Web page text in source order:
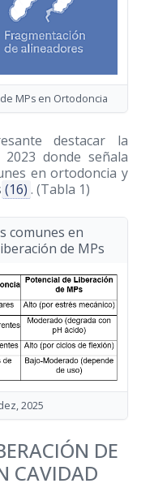
MPs en Ortodoncia
destacar la
donde señala
en ortodoncia y
(16) . (Tabla 1)
comunes en
de MPs
2025
DE
CAVIDAD